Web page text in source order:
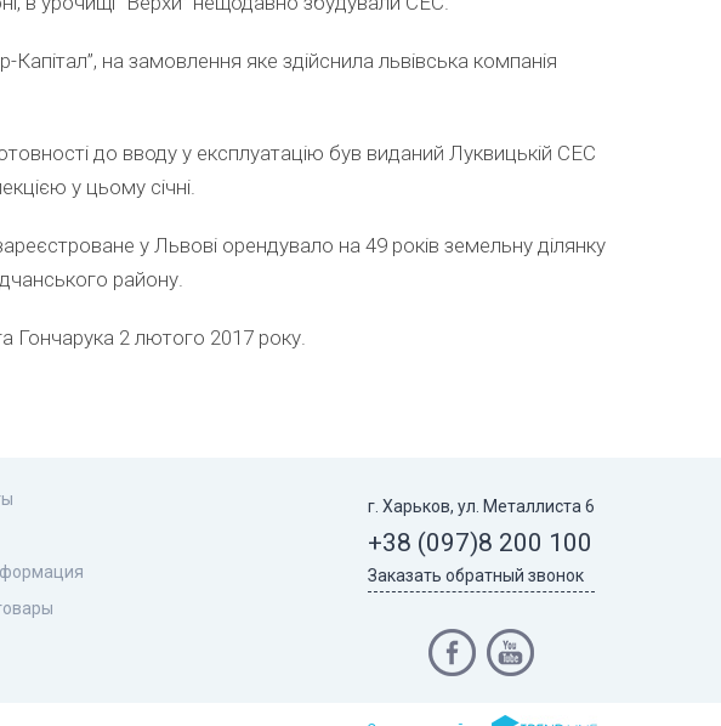
на замовлення яке здійснила львівська компанія
до вводу у експлуатацію був виданий Луквицькій СЕС
у цьому січні.
у Львові орендувало на 49 років земельну ділянку
району.
Гончарука 2 лютого 2017 року.
г. Харьков, ул. Металлиста 6
+38 (097)8 200 100
Заказать обратный звонок